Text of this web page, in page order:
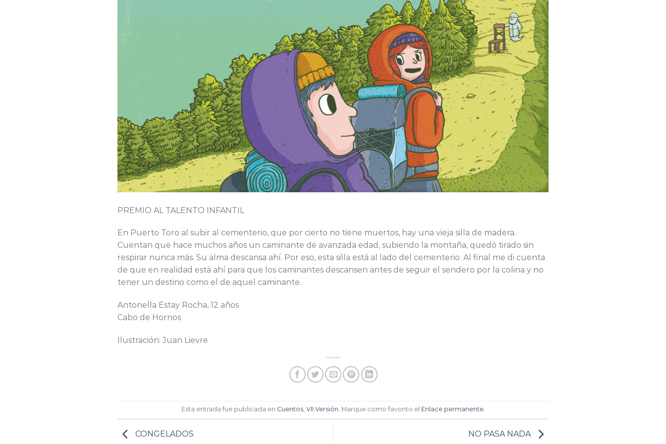
PREMIO AL TALENTO INFANTIL
En Puerto Toro al subir al cementerio, que por cierto no tiene muertos, hay una vieja silla de madera.
Cuentan que hace muchos años un caminante de avanzada edad, subiendo la montaña, quedó tirado sin
respirar nunca más. Su alma descansa ahí. Por eso, esta silla está al lado del cementerio. Al final me di cuenta
de que en realidad está ahí para que los caminantes descansen antes de seguir el sendero por la colina y no
tener un destino como el de aquel caminante.
Antonella Estay Rocha, 12 años
Cabo de Hornos
Ilustración: Juan Lievre
Esta entrada fue publicada en Cuentos, VII Versión. Marque como favorito el Enlace permanente.
CONGELADOS NO PASA NADA